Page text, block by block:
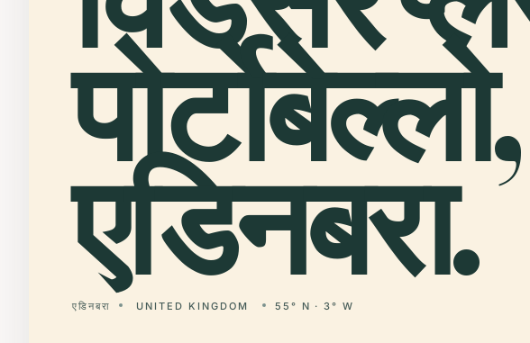
पोर्टोबेल्लो,
एडिनबरा.
एडिनबरा UNITED KINGDOM 55° N · 3° W